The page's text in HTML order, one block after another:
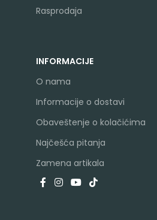
Rasprodaja
INFORMACIJE
O nama
Informacije o dostavi
Obaveštenje o kolačićima
Najčešća pitanja
Zamena artikala